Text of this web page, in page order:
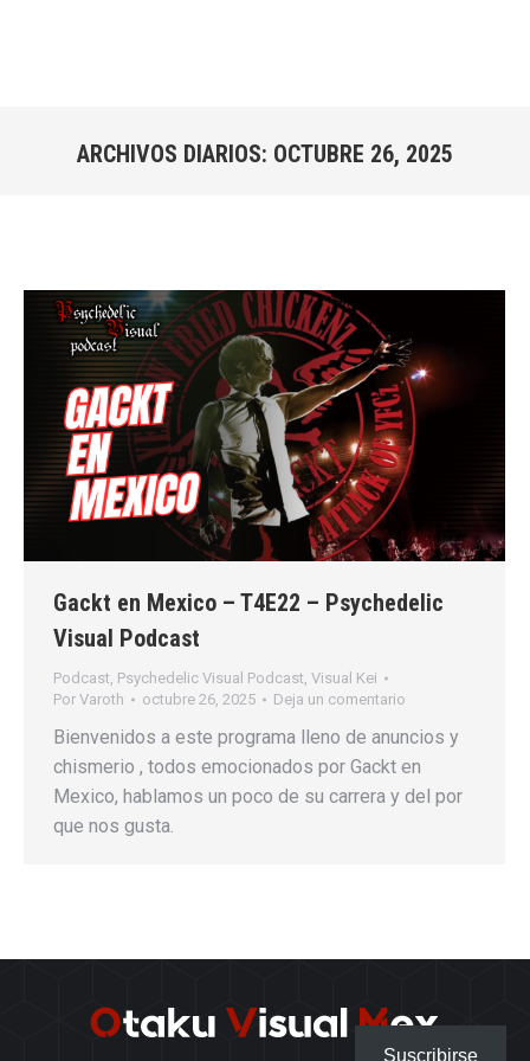
ARCHIVOS DIARIOS: OCTUBRE 26, 2025
Gackt en Mexico – T4E22 – Psychedelic
Visual Podcast
Podcast, Psychedelic Visual Podcast, Visual Kei
Por Varoth octubre 26, 2025 Deja un comentario
Bienvenidos a este programa lleno de anuncios y
chismerio , todos emocionados por Gackt en
Mexico, hablamos un poco de su carrera y del por
que nos gusta.
Suscribirse